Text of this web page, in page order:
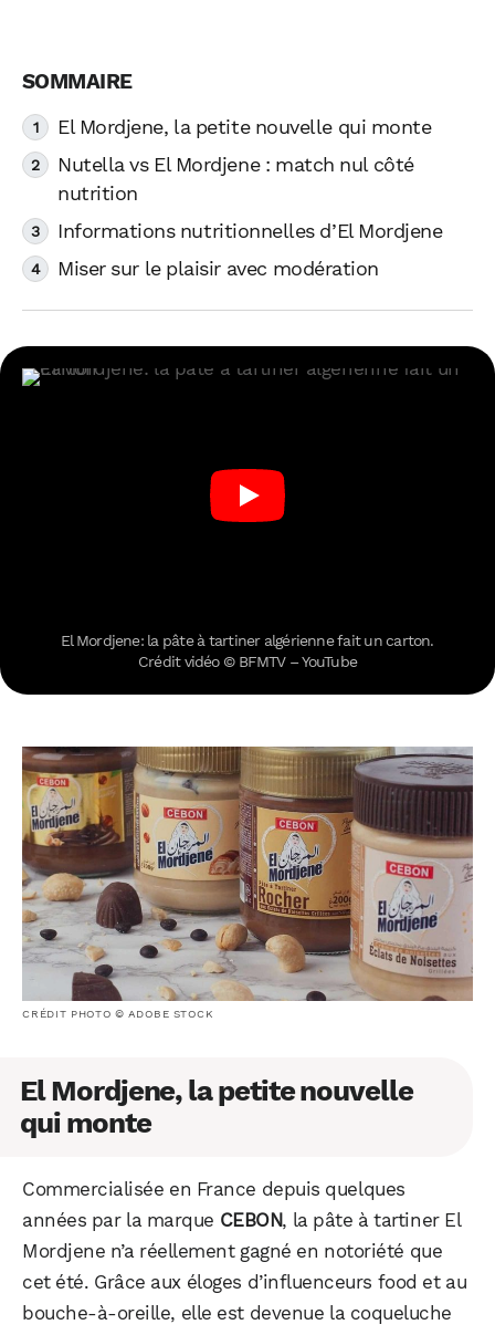
El Mordjene, la petite nouvelle qui monte
Nutella vs El Mordjene : match nul côté
nutrition
Informations nutritionnelles d’El Mordjene
Miser sur le plaisir avec modération
El Mordjene: la pâte à tartiner algérienne fait un carton.
Crédit vidéo © BFMTV – YouTube
CRÉDIT PHOTO © ADOBE STOCK
El Mordjene, la petite nouvelle
qui monte
Commercialisée en France depuis quelques
années par la marque CEBON, la pâte à tartiner El
Mordjene n’a réellement gagné en notoriété que
cet été. Grâce aux éloges d’influenceurs food et au
bouche-à-oreille, elle est devenue la coqueluche